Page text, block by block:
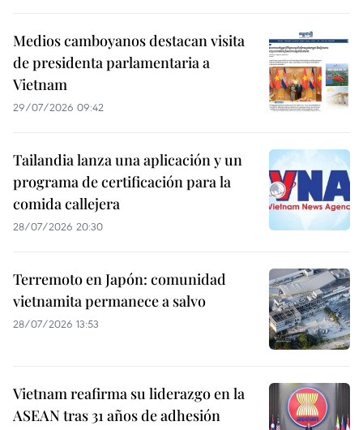
Medios camboyanos destacan visita
de presidenta parlamentaria a
Vietnam
29/07/2026 09:42
Tailandia lanza una aplicación y un
programa de certificación para la
comida callejera
28/07/2026 20:30
Terremoto en Japón: comunidad
vietnamita permanece a salvo
28/07/2026 13:53
Vietnam reafirma su liderazgo en la
ASEAN tras 31 años de adhesión